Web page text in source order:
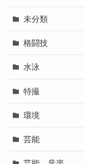
未分類
格闘技
水泳
特撮
環境
芸能